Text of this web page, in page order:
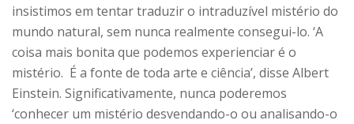
insistimos em tentar traduzir o intraduzível mistério do
mundo natural, sem nunca realmente consegui-lo. ‘A
coisa mais bonita que podemos experienciar é o
mistério. É a fonte de toda arte e ciência’, disse Albert
Einstein. Significativamente, nunca poderemos
‘conhecer um mistério desvendando-o ou analisando-o